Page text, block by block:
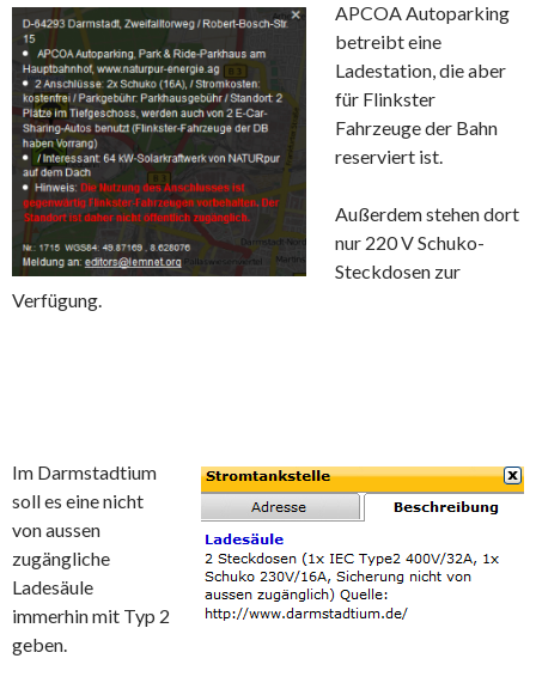
APCOA Autoparking
betreibt eine
Ladestation, die aber
für Flinkster
Fahrzeuge der Bahn
reserviert ist.
Außerdem stehen dort
nur 220 V Schuko-
Steckdosen zur
Verfügung.
Im Darmstadtium
soll es eine nicht
von aussen
zugängliche
Ladesäule
immerhin mit Typ 2
geben.